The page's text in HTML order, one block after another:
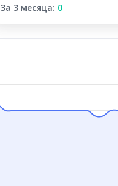
За 3 месяца: 0